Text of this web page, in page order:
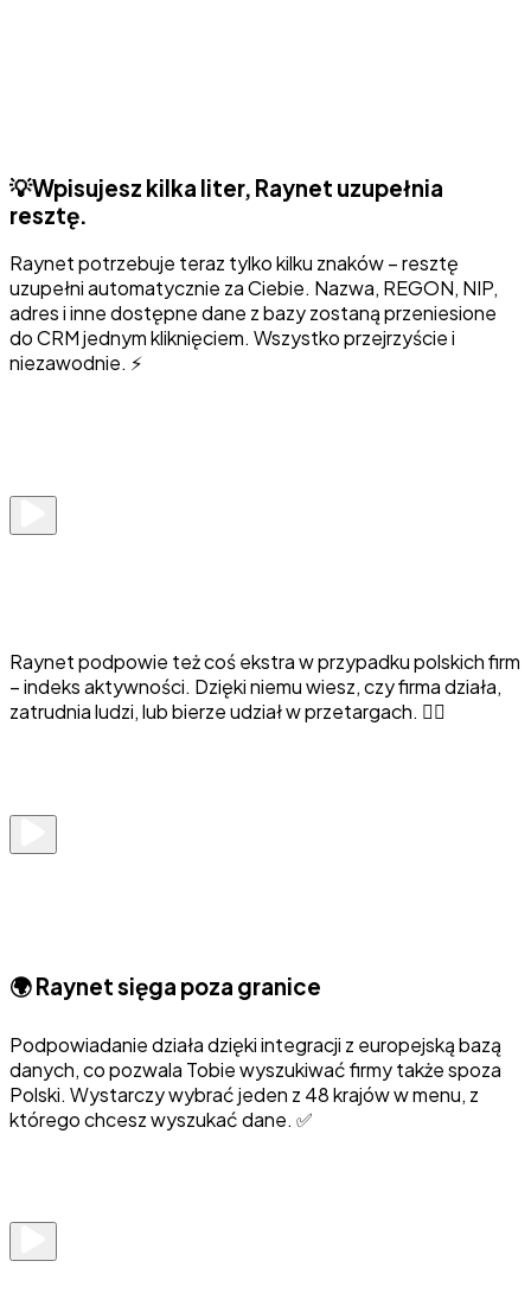
💡Wpisujesz kilka liter, Raynet uzupełnia
resztę.
Raynet potrzebuje teraz tylko kilku znaków – resztę
uzupełni automatycznie za Ciebie. Nazwa, REGON, NIP,
adres i inne dostępne dane z bazy zostaną przeniesione
do CRM jednym kliknięciem. Wszystko przejrzyście i
niezawodnie. ⚡
Raynet podpowie też coś ekstra w przypadku polskich firm
– indeks aktywności. Dzięki niemu wiesz, czy firma działa,
zatrudnia ludzi, lub bierze udział w przetargach. 🕵️‍♀️
🌍 Raynet sięga poza granice
Podpowiadanie działa dzięki integracji z europejską bazą
danych, co pozwala Tobie wyszukiwać firmy także spoza
Polski. Wystarczy wybrać jeden z 48 krajów w menu, z
którego chcesz wyszukać dane. ✅